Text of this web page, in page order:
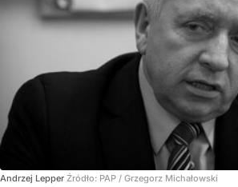
Andrzej Lepper Źródło: PAP / Grzegorz Michałowski